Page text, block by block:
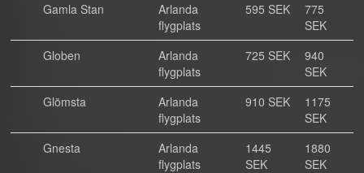
Gamla Stan
Arlanda
flygplats
595 SEK
775
SEK
Globen
Arlanda
flygplats
725 SEK
940
SEK
Glömsta
Arlanda
flygplats
910 SEK
1175
SEK
Gnesta
Arlanda
flygplats
1445
SEK
1880
SEK